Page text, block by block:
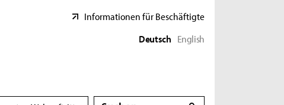
Informationen für Beschäftigte
Deutsch English